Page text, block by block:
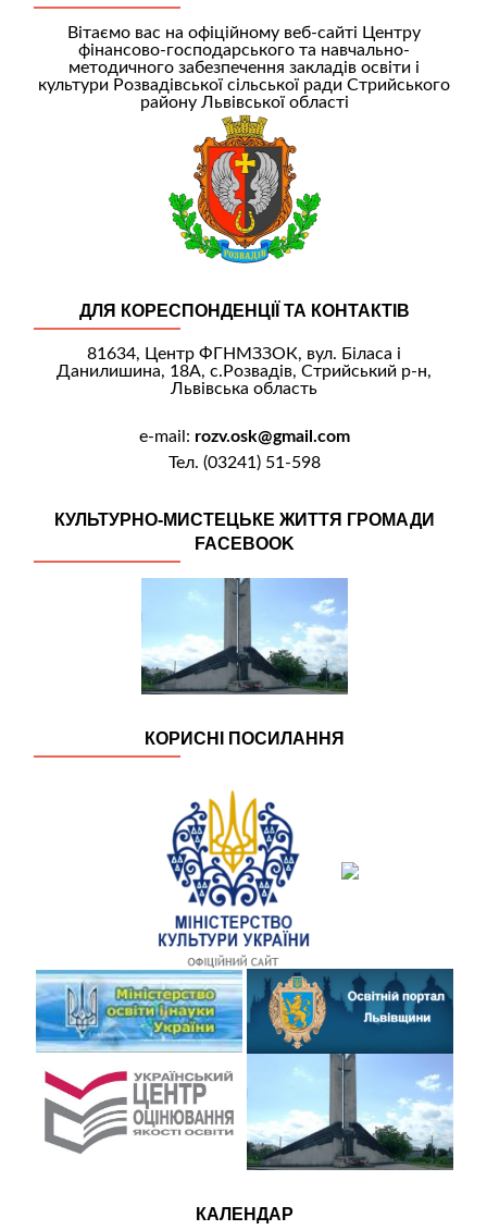
Вітаємо вас на офіційному веб-сайті Центру
фінансово-господарського та навчально-
методичного забезпечення закладів освіти і
культури Розвадівської сільської ради Стрийського
району Львівської області
ДЛЯ КОРЕСПОНДЕНЦІЇ ТА КОНТАКТІВ
81634, Центр ФГНМЗЗОК, вул. Біласа і
Данилишина, 18А, с.Розвадів, Стрийський р-н,
Львівська область
e-mail: rozv.osk@gmail.com
Тел. (03241) 51-598
КУЛЬТУРНО-МИСТЕЦЬКЕ ЖИТТЯ ГРОМАДИ
FACEBOOK
КОРИСНІ ПОСИЛАННЯ
КАЛЕНДАР